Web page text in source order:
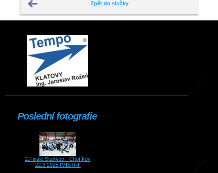
Zpět do složky
Poslední fotografie
2.Finále Staňkov - Chotíkov
22.3.2025 !MISTŘI!